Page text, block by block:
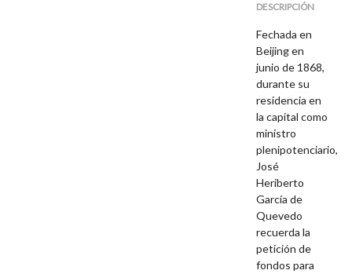
DESCRIPCIÓN
Fechada en
Beijing en
junio de 1868,
durante su
residencia en
la capital como
ministro
plenipotenciario,
José
Heriberto
García de
Quevedo
recuerda la
petición de
fondos para